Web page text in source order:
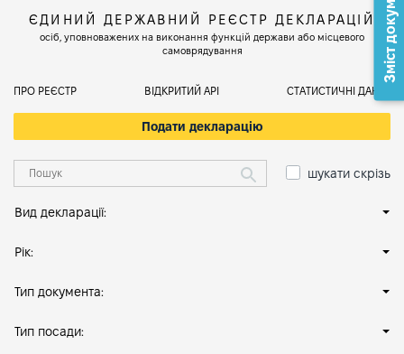
ЄДИНИЙ ДЕРЖАВНИЙ РЕЄСТР ДЕКЛАРАЦІЙ
осіб, уповноважених на виконання функцій держави або місцевого
самоврядування
ПРО РЕЄСТР ВІДКРИТИЙ АРІ СТАТИСТИЧНІ ДАНІ
Подати декларацію
шукати скрізь
Вид декларації:
Рік:
Тип документа:
Тип посади:
Зміст документа